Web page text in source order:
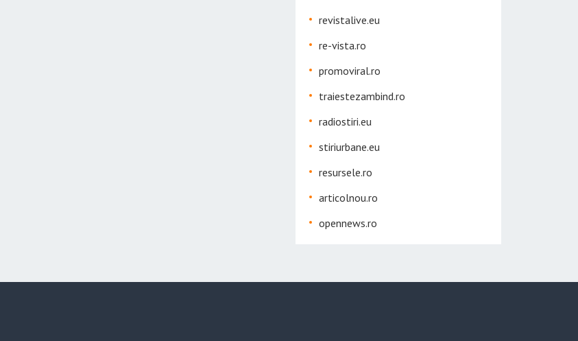
revistalive.eu
re-vista.ro
promoviral.ro
traiestezambind.ro
radiostiri.eu
stiriurbane.eu
resursele.ro
articolnou.ro
opennews.ro